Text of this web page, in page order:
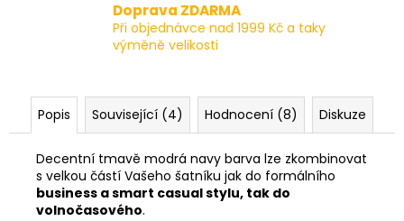
Doprava ZDARMA
Při objednávce nad 1999 Kč a taky
výměně velikosti
Popis Související (4) Hodnocení (8) Diskuze
Decentní tmavě modrá navy barva lze zkombinovat
s velkou částí Vašeho šatníku jak do formálního
business a smart casual stylu, tak do
volnočasového.